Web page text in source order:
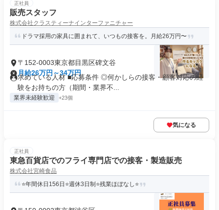
正社員
販売スタッフ
株式会社クラスティーナインターファニチャー
ドラマ採用の家具に囲まれて、いつもの接客を。月給26万円〜
〒152-0003東京都目黒区碑文谷
月給26万円～34万円
求めている人材 ■応募条件 ◎何かしらの接客・顧客対応の経
験をお持ちの方（期間・業界不...
業界未経験歓迎 +23個
気になる
正社員
東急百貨店でのフライ専門店での接客・製造販売
株式会社宮崎食品
⭐年間休日156日⭐週休3日制⭐残業ほぼなし⭐